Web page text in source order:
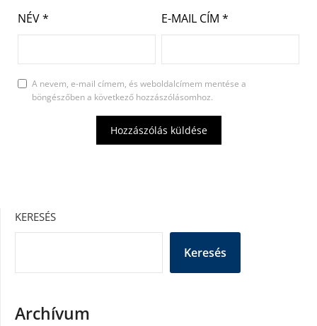
NÉV* E-MAIL CÍM *
A nevem, e-mail címem, és weboldalcímem mentése a
böngészőben a következő hozzászólásomhoz.
KERESÉS
Keresés
Archívum